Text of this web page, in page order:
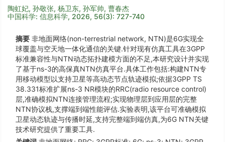
陶虹妃, 孙敬张, 杨卫东, 孙军帅, 曹春杰
中国科学: 信息科学, 2026, 56(3): 727-740
摘要 非地面网络(non-terrestrial network, NTN)是6G实现全
球覆盖与空天地一体化通信的关键.针对现有仿真工具在3GPP
标准兼容性与NTN动态拓扑建模方面的不足,本研究设计并实现
了基于ns-3的高保真NTN仿真平台.具体工作包括:构建NTN专
用移动模型以支持卫星等高动态节点轨迹模拟;依据3GPP TS
38.331标准扩展ns-3 NR模块的RRC(radio resource control)
层,准确模拟NTN连接管理流程;实现物理层到应用层的完整
NTN协议栈,支撑端到端性能评估.实验表明,该平台可准确模拟
卫星动态轨迹与传播时延,支持完整端到端仿真,为6G NTN关键
技术研究提供了重要工具.